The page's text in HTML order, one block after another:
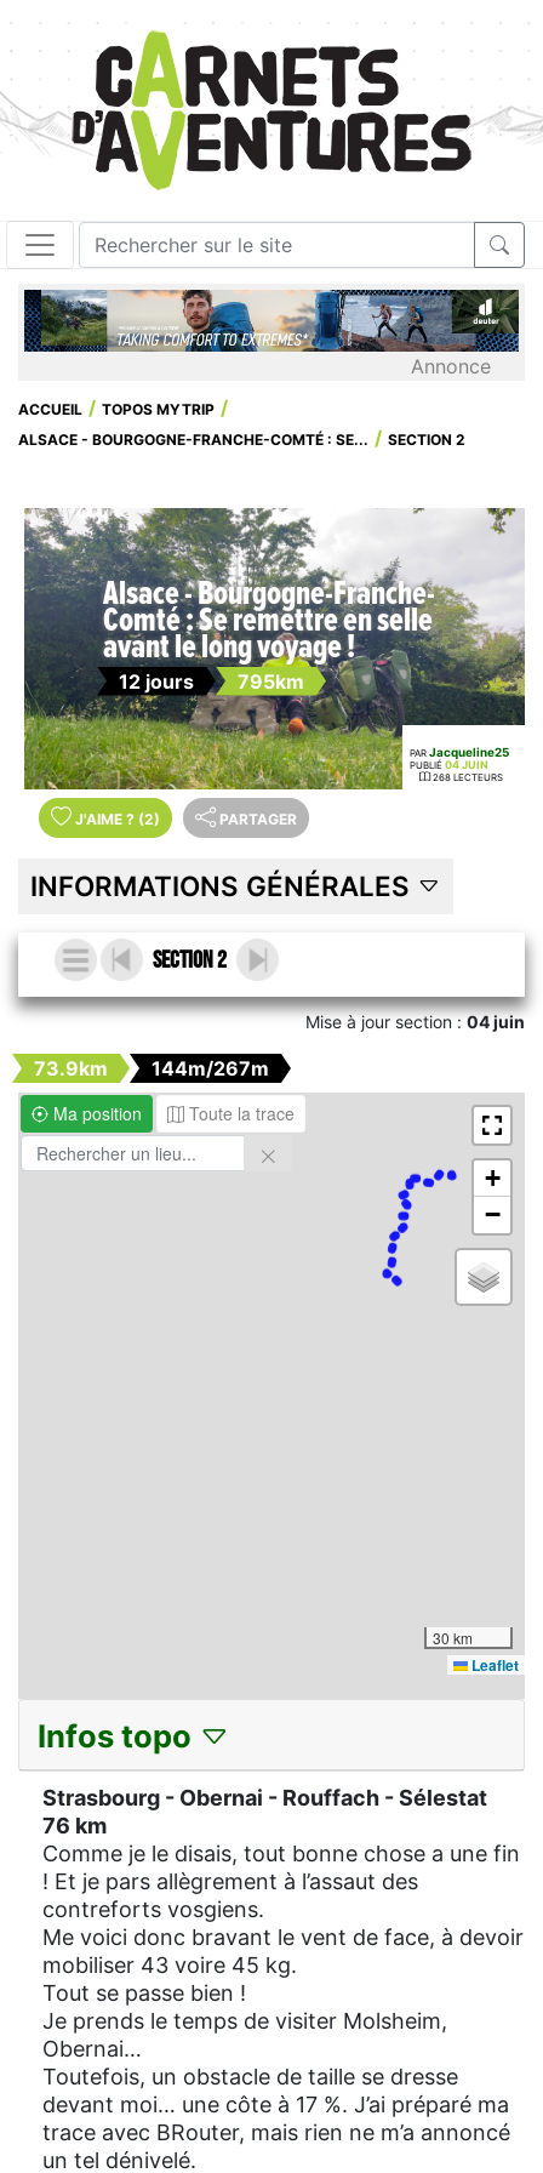
Annonce
ACCUEIL
TOPOS MYTRIP
ALSACE - BOURGOGNE-FRANCHE-COMTÉ : SE...
SECTION 2
Alsace - Bourgogne-Franche-
Comté : Se remettre en selle
avant le long voyage !
12 jours 795km
PAR Jacqueline25
PUBLIÉ 04 JUIN
268 LECTEURS
J'AIME ? (2) PARTAGER
INFORMATIONS GÉNÉRALES
Section 2
Mise à jour section :04 juin
73.9km
144m/267m
Ma position
Toute la trace
+
−
30 km
Leaflet
Infos topo
Strasbourg - Obernai - Rouffach - Sélestat
76 km
Comme je le disais, tout bonne chose a une fin
! Et je pars allègrement à l’assaut des
contreforts vosgiens.
Me voici donc bravant le vent de face, à devoir
mobiliser 43 voire 45 kg.
Tout se passe bien !
Je prends le temps de visiter Molsheim,
Obernai…
Toutefois, un obstacle de taille se dresse
devant moi… une côte à 17 %. J’ai préparé ma
trace avec BRouter, mais rien ne m’a annoncé
un tel dénivelé.